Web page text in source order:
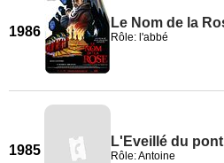
1986
Le Nom de la
Rôle: l'abbé
1985
L'Eveillé du
Rôle: Antoine